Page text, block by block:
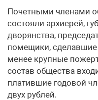
Почетными членами
состояли архиерей,
дворянства,
помещики, сделавшие
менее крупные
состав общества
платившие годовой
двух рублей.